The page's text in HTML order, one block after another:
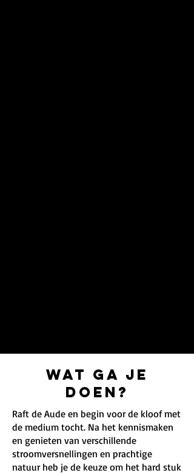
Wat ga je
doen?
Raft de Aude en begin voor de kloof met
de medium tocht. Na het kennismaken
en genieten van verschillende
stroomversnellingen en prachtige
natuur heb je de keuze om het hard stuk